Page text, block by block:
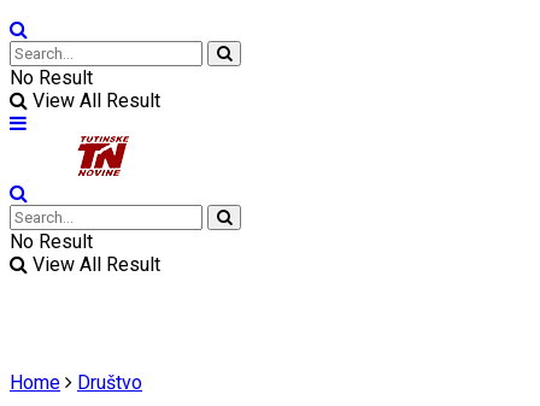
No Result
View All Result
No Result
View All Result
Home Društvo